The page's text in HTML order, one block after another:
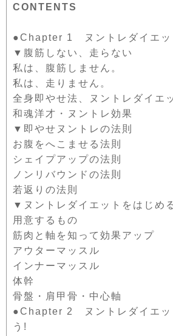
CONTENTS
●Chapter 1 ヌントレダイエッ
▼腹筋しない、走らない
私は、腹筋しません。
私は、走りません。
全身即やせ法、ヌントレダイエ
和魂洋才・ヌントレ効果
▼即やせヌントレの法則
お腹をへこませる法則
シェイプアップの法則
ノンリバウンドの法則
若返りの法則
▼ヌントレダイエットをはじめ
用意するもの
筋肉と軸を知って効果アップ
アウターマッスル
インナーマッスル
体幹
骨盤・肩甲骨・中心軸
●Chapter 2 ヌントレダイエッ
う!